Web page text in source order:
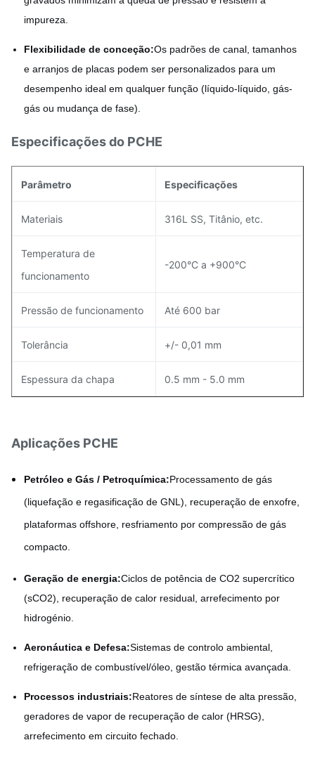
impureza.
Flexibilidade de conceção:Os padrões de canal, tamanhos
e arranjos de placas podem ser personalizados para um
desempenho ideal em qualquer função (líquido-líquido, gás-
gás ou mudança de fase).
Especificações do PCHE
Parâmetro Especificações
Materiais 316L SS, Titânio, etc.
Temperatura de
funcionamento
-200°C a +900°C
Pressão de funcionamento Até 600 bar
Tolerância +/- 0,01 mm
Espessura da chapa 0.5 mm - 5.0 mm
Aplicações PCHE
Petróleo e Gás / Petroquímica:Processamento de gás
(liquefação e regasificação de GNL), recuperação de enxofre,
plataformas offshore, resfriamento por compressão de gás
compacto.
Geração de energia:Ciclos de potência de CO2 supercrítico
(sCO2), recuperação de calor residual, arrefecimento por
hidrogénio.
Aeronáutica e Defesa:Sistemas de controlo ambiental,
refrigeração de combustível/óleo, gestão térmica avançada.
Processos industriais:Reatores de síntese de alta pressão,
geradores de vapor de recuperação de calor (HRSG),
arrefecimento em circuito fechado.